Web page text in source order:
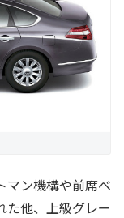
マン機構や前席ベ
た他、上級グレー